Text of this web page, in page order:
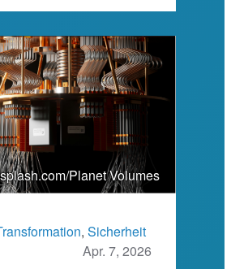
Planet Volumes
, Sicherheit
Apr. 7, 2026